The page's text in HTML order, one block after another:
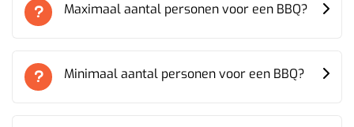
Maximaal aantal personen voor een BBQ?
Minimaal aantal personen voor een BBQ?